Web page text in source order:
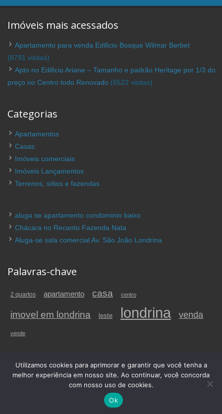
Imóveis mais acessados
Apartamento para venda Edificio Bosque Wilmar Berbet
(6791 visitas)
Apto no Edificio Ariane – Tamanho e padrão Heritage por 1/3 do
preço no Centro todo Renovado (6522 visitas)
Categorias
Apartamentos
Casas
Imóveis comerciais
Imóveis Lançamentos
Terrenos, sítios e fazendas
aluga se apartamento condominio baixo
Chácara no Recanto Fazenda Nata
Aluga-se sala comercial Av. São João Londrina
Palavras-chave
2 quartos apartamento casa centro
imovel em londrina leste londrina venda
vende
© 2026 imovelemlondrina.com.br – Imóvel em Londrina. Todos os direitos
reservados.
| Desenvolvimento
Utilizamos cookies para aprimorar e garantir que você tenha a
melhor experiência em nosso site. Ao continuar, você concorda
com nosso uso de cookies.
Ok